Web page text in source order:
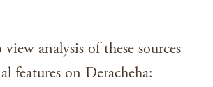
view analysis of these sources
features on Deracheha: